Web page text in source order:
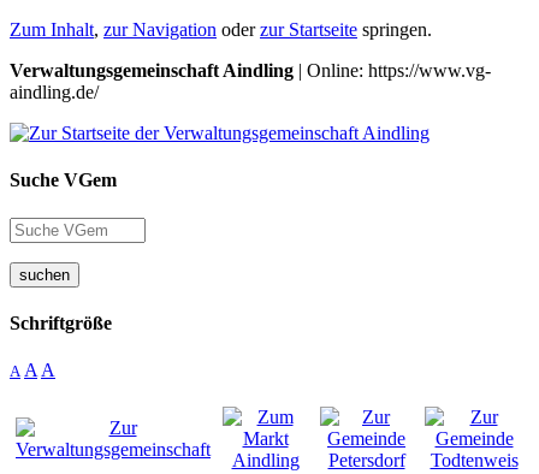
Zum Inhalt, zur Navigation oderzur Startseite springen.
Verwaltungsgemeinschaft Aindling | Online: https://www.vg-
aindling.de/
Suche VGem
suchen
Schriftgröße
A A A